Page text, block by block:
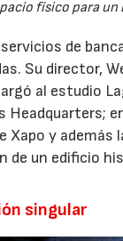
físico para
de
Su director,
al estudio
Headquarters;
Xapo y además
de un edificio
singular